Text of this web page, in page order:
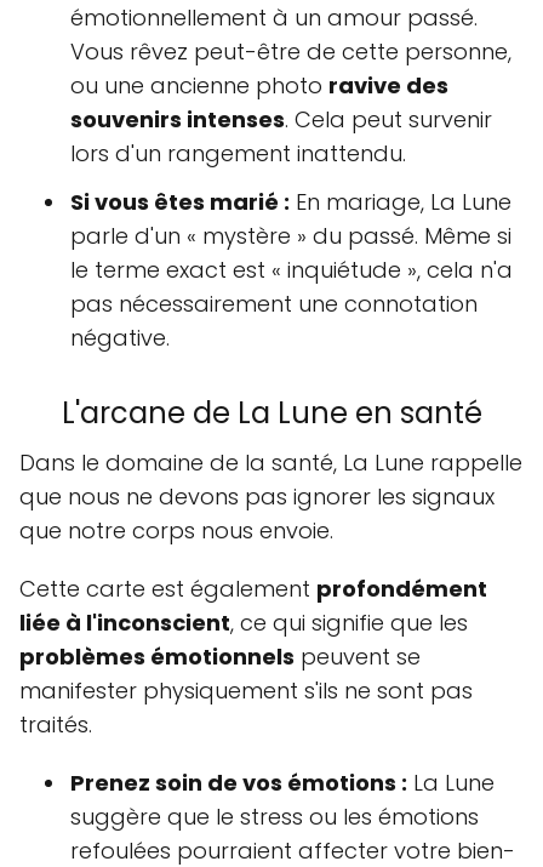
émotionnellement à un amour passé.
Vous rêvez peut-être de cette personne,
ou une ancienne photo ravive des
souvenirs intenses. Cela peut survenir
lors d'un rangement inattendu.
Si vous êtes marié : En mariage, La Lune
parle d'un « mystère » du passé. Même si
le terme exact est « inquiétude », cela n'a
pas nécessairement une connotation
négative.
L'arcane de La Lune en santé
Dans le domaine de la santé, La Lune rappelle
que nous ne devons pas ignorer les signaux
que notre corps nous envoie.
Cette carte est également profondément
liée à l'inconscient, ce qui signifie que les
problèmes émotionnels peuvent se
manifester physiquement s'ils ne sont pas
traités.
Prenez soin de vos émotions : La Lune
suggère que le stress ou les émotions
refoulées pourraient affecter votre bien-